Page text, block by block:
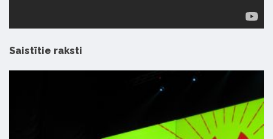
Saistītie raksti